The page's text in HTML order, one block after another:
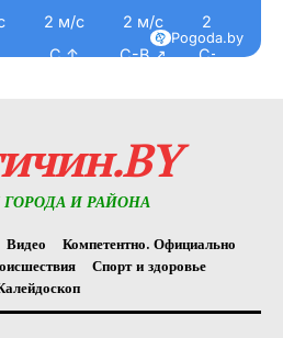
2 м/с
С ↑
2 м/с
С-В ↗
2 м/с
С-В ↗
Pogoda.by
И РАЙОНА
Видео
Компетентно. Официально
Спорт и здоровье